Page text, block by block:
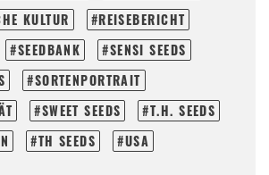
KULTUR
REISEBERICHT
SEEDBANK
SENSI SEEDS
SORTENPORTRAIT
SWEET SEEDS
T.H. SEEDS
TH SEEDS USA